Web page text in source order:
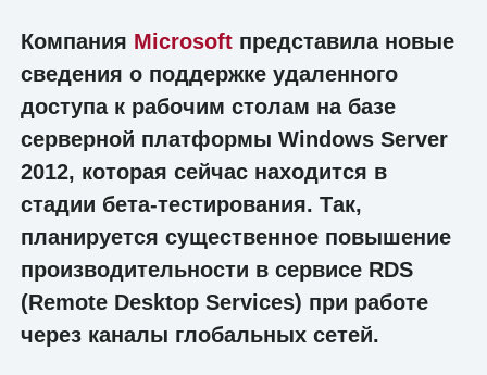
Компания Microsoftпредставила новые
сведения о поддержке удаленного
доступа к рабочим столам на базе
серверной платформы Windows Server
2012, которая сейчас находится в
стадии бета-тестирования. Так,
планируется существенное повышение
производительности в сервисе RDS
(Remote Desktop Services) при работе
через каналы глобальных сетей.